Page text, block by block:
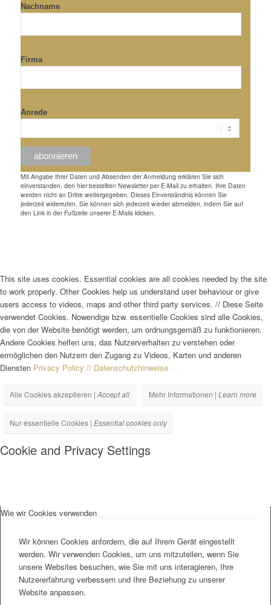
Nachname
Firma
Anrede
Mit Angabe Ihrer Daten und Absenden der Anmeldung erklären Sie sich
einverstanden, den hier bestellten Newsletter per E-Mail zu erhalten. Ihre Daten
werden nicht an Dritte weitergegeben. Dieses Einverständnis können Sie
jederzeit widerrufen. Sie können sich jederzeit wieder abmelden, indem Sie auf
den Link in der Fußzeile unserer E-Mails klicken.
This site uses cookies. Essential cookies are all cookies needed by the site
to work properly. Other Cookies help us understand user behaviour or give
users access to videos, maps and other third party services. // Diese Seite
verwendet Cookies. Nowendige bzw. essentielle Cookies sind alle Cookies,
die von der Website benötigt werden, um ordnungsgemäß zu funktionieren.
Andere Cookies helfen uns, das Nutzerverhalten zu verstehen oder
ermöglichen den Nutzern den Zugang zu Videos, Karten und anderen
Diensten Privacy Policy // Datenschutzhinweise
Alle Cookies akzeptieren | Accept all Mehr Informationen | Learn more
Nur essentielle Cookies | Essential cookies only
Cookie and Privacy Settings
Wie wir Cookies verwenden
Wir können Cookies anfordern, die auf Ihrem Gerät eingestellt
werden. Wir verwenden Cookies, um uns mitzuteilen, wenn Sie
unsere Websites besuchen, wie Sie mit uns interagieren, Ihre
Nutzererfahrung verbessern und Ihre Beziehung zu unserer
Website anpassen.